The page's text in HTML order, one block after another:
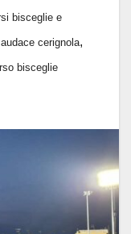
bisceglie e
cerignola,
bisceglie